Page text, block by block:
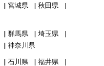
宮城県
秋田県
群馬県
埼玉県
神奈川県
石川県
福井県